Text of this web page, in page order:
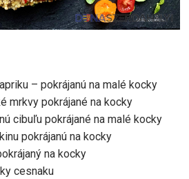
– pokrájanú na malé kocky
mrkvy pokrájané na kocky
cibuľu pokrájané na malé kocky
pokrájanú na kocky
na kocky
cesnaku